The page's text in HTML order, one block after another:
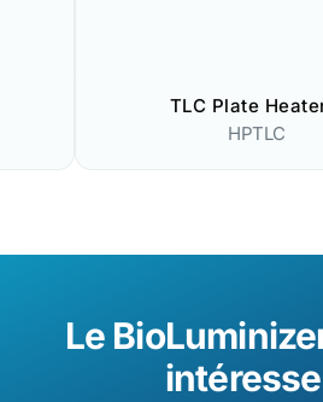
TLC Plate
HPTLC
Le